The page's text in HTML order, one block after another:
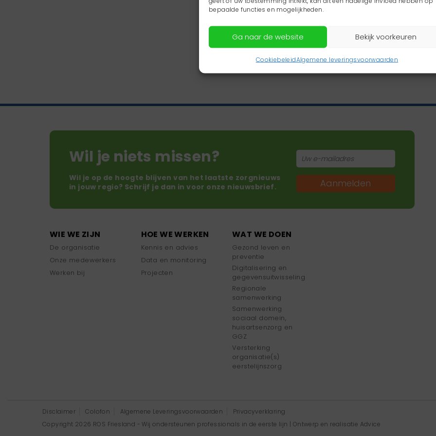
bepaalde functies en mogelijkheden.
Ga naar de website Bekijk voorkeuren
CookiebeleidAlgemene leveringsvoorwaarden
Wil je niets missen?
Wil je op de hoogte blijven van het laatste zorgnieuws
in jouw regio? Schrijf je dan in voor onze nieuwsbrief.
Aanmelden
WIE WE ZIJN
De organisatie
Onze medewerkers
Werken bij
HOE WE WERKEN
Kennis en advies
Data en monitoring
Projecten
WAT WE DOEN
Gezond leven en
preventie
Digitalisering en
gegevensuitwisseling
Regionale
samenwerking
Samenwerking
sociaal domein,
huisartsenzorg en
GGZ
Versterking
organisatie(s)
eerstelijnszorg
Disclaimer Colofon Algemene Leveringsvoorwaarden
Privacyverklaring
Copyright 2026 ROS Friesland - Wij ondersteunen professionals in de eerste lijn | Ontwerp en realisatie Advice